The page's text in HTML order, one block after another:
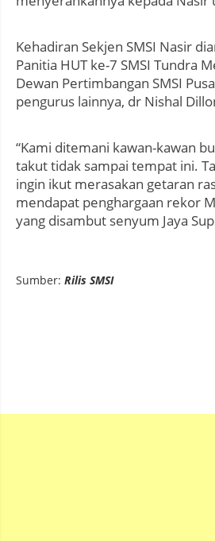
Kehadiran Sekjen SMSI Nasir
Panitia HUT ke-7 SMSI Tundra
Dewan Pertimbangan SMSI
pengurus lainnya, dr Nishal
“Kami ditemani kawan-kawan
takut tidak sampai tempat ini.
ingin ikut merasakan getaran
mendapat penghargaan rekor
yang disambut senyum Jaya
Sumber: Rilis SMSI